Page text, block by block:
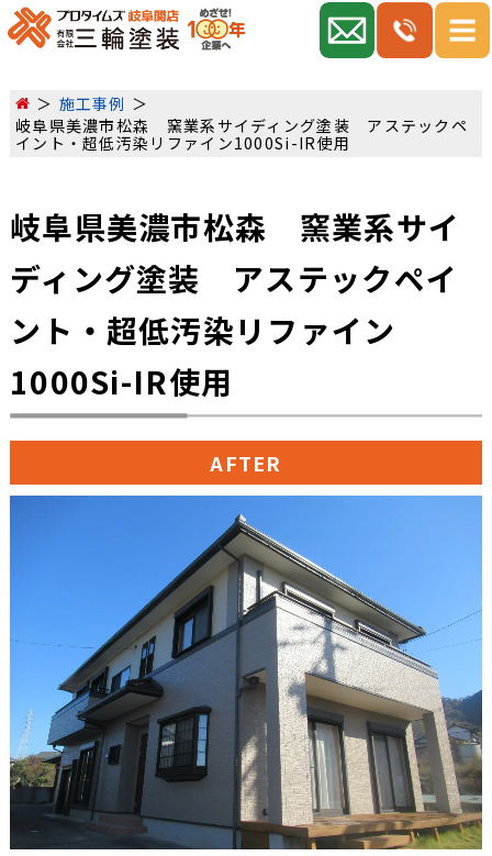
施工事例
岐阜県美濃市松森 窯業系サイディング塗装 アステックペ
イント・超低汚染リファイン1000Si-IR使用
岐阜県美濃市松森 窯業系サイ
ディング塗装 アステックペイ
ント・超低汚染リファイン
1000Si-IR使用
AFTER